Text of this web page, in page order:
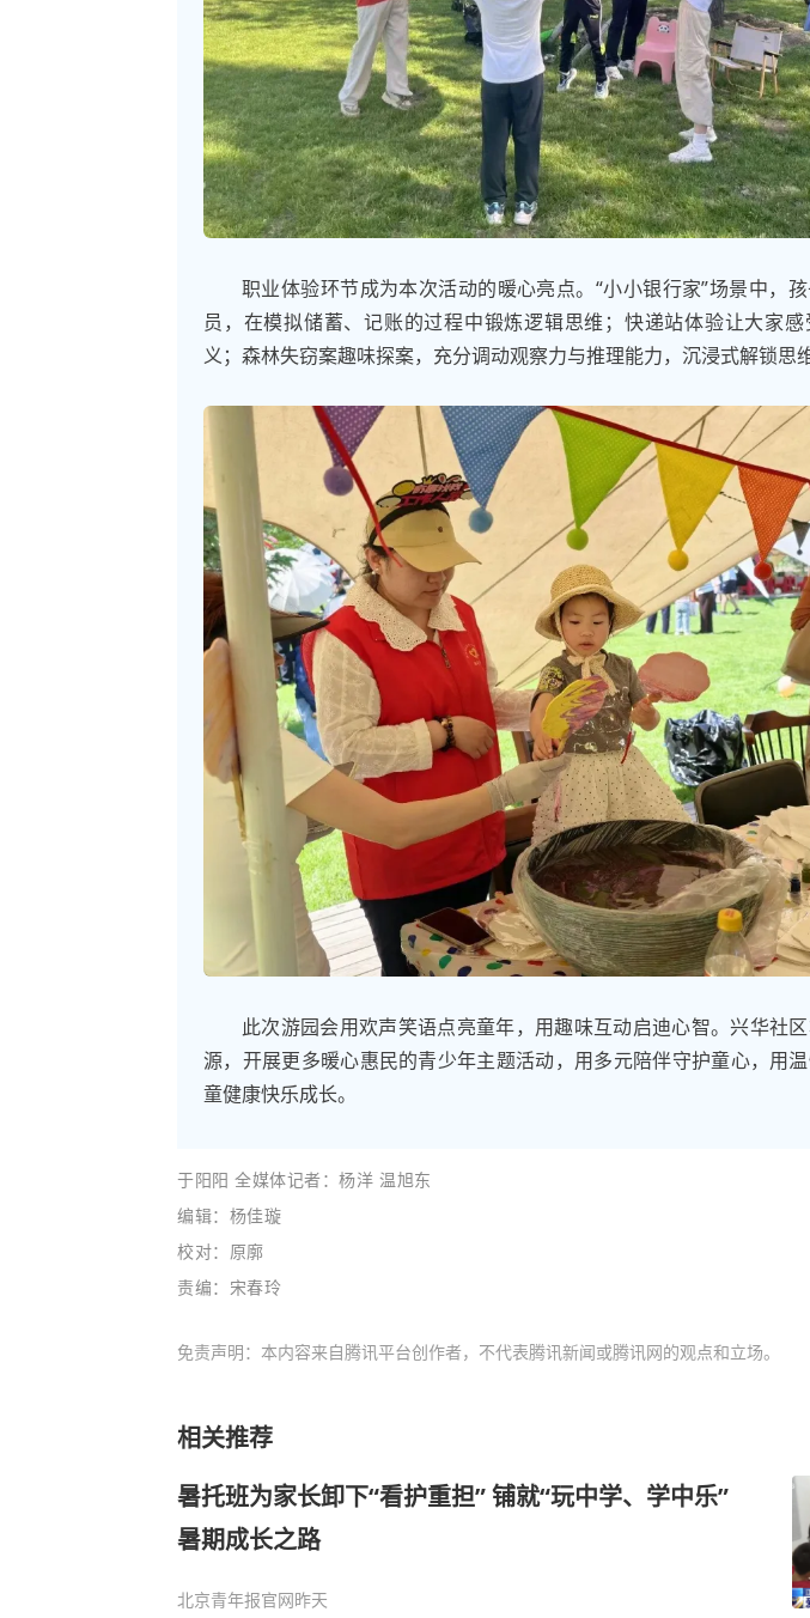
职业体验环节成为本次活动的暖心亮点。“小小银行家”场景中，
员，在模拟储蓄、记账的过程中锻炼逻辑思维；快递站体验让大家
义；森林失窃案趣味探案，充分调动观察力与推理能力，沉浸式解锁思
此次游园会用欢声笑语点亮童年，用趣味互动启迪心智。兴华社
源，开展更多暖心惠民的青少年主题活动，用多元陪伴守护童心，用
童健康快乐成长。
于阳阳 全媒体记者：杨洋 温旭东
编辑：杨佳璇
校对：原廓
责编：宋春玲
免责声明：本内容来自腾讯平台创作者，不代表腾讯新闻或腾讯网的观点和立场。
相关推荐
暑托班为家长卸下“看护重担” 铺就“玩中学、学中乐”
暑期成长之路
北京青年报官网昨天